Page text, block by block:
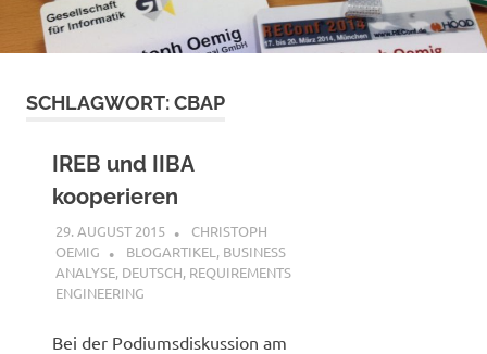
SCHLAGWORT:CBAP
IREB und IIBA
kooperieren
29. AUGUST 2015
CHRISTOPH
OEMIG
BLOGARTIKEL , BUSINESS
ANALYSE, DEUTSCH, REQUIREMENTS
ENGINEERING
Bei der Podiumsdiskussion am